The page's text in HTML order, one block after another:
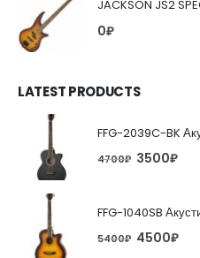
0₽
LATEST PRODUCTS
FFG-2039C-BK
4700₽ 3500₽
5400₽ 4500₽